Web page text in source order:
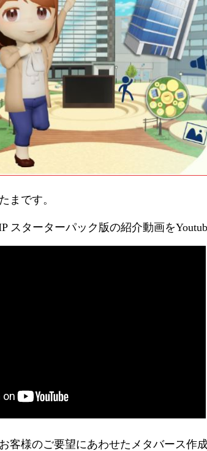
まです。
スターターパック版の紹介動画を
客様のご要望にあわせたメタバース作